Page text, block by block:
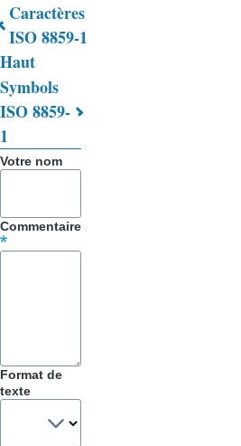
Liens
transversaux
de
livre
pour
&
Caractères
ISO 8859-1
Haut
Symbols
ISO 8859-
1
Votre nom
Commentaire
Format de
texte